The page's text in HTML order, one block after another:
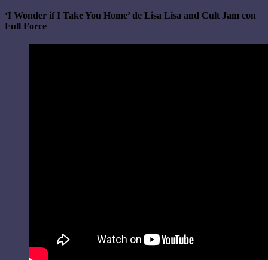
‘I Wonder if I Take You Home’ de Lisa Lisa and Cult Jam con
Full Force